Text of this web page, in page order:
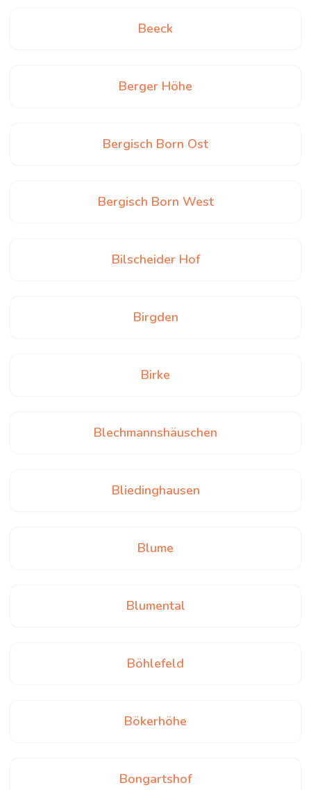
Beeck
Berger Höhe
Bergisch Born Ost
Bergisch Born West
Bilscheider Hof
Birgden
Birke
Blechmannshäuschen
Bliedinghausen
Blume
Blumental
Böhlefeld
Bökerhöhe
Bongartshof